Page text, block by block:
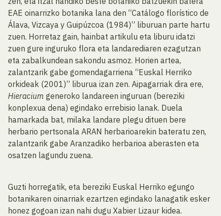
EAE oinarrizko botanika lana den “Catálogo florístico de
Álava, Vizcaya y Guipúzcoa (1984)” liburuan parte hartu
zuen. Horretaz gain, hainbat artikulu eta liburu idatzi
zuen gure inguruko flora eta landarediaren ezagutzan
eta zabalkundean sakondu asmoz. Horien artea,
zalantzarik gabe gomendagarriena “Euskal Herriko
orkideak (2001)” liburua izan zen. Aipagarriak dira ere,
Hieracium generoko landareen inguruan (bereziki
konplexua dena) egindako errebisio lanak. Duela
hamarkada bat, milaka landare plegu dituen bere
herbario pertsonala ARAN herbarioarekin bateratu zen,
zalantzarik gabe Aranzadiko herbarioa aberasten eta
osatzen lagundu zuena.
Guzti horregatik, eta bereziki Euskal Herriko egungo
botanikaren oinarriak ezartzen egindako lanagatik esker
honez gogoan izan nahi dugu Xabier Lizaur kidea.